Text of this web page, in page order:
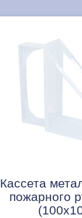
Кассета
пожарного